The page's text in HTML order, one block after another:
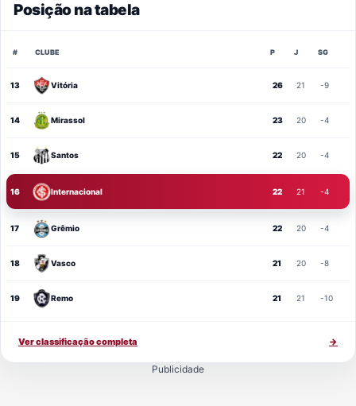
Posição na tabela
# CLUBE P J SG
13 Vitória 26 21 -9
14 Mirassol 23 20 -4
15 Santos 22 20 -4
16 Internacional 22 21 -4
17 Grêmio 22 20 -4
18 Vasco 21 20 -8
19 Remo 21 21 -10
Ver classificação completa →
Publicidade